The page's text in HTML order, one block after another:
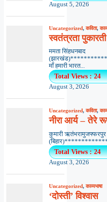
August 5, 2026
Uncategorized,कविता,
स्वतंत्रता पुकारती
ममता सिंहधनबाद
माँ हमारी भारत...
Total Views : 24
August 3, 2026
Uncategorized,कविता,
नीरा आर्य – तेरे
कुमारी ऋतंभरामुजफ्फरपुर
Total Views : 24
August 3, 2026
Uncategorized,काव्यभाषा
‘दोस्ती’ विश्वास